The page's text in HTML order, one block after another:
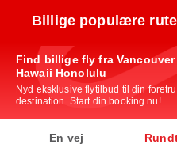
Billige populære
Find billige fly fra
Hawaii Honolulu
Nyd eksklusive flytilbud til din
destination. Start din booking nu!
En vej